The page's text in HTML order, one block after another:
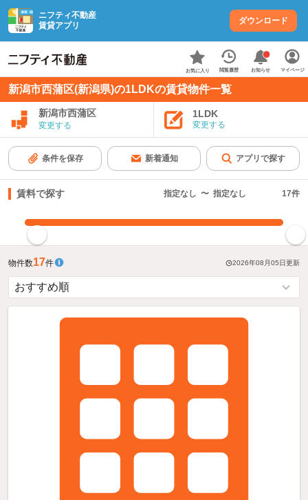
ニフティ不動産
賃貸アプリ
ダウンロード
お気に入り 閲覧履歴 お知らせ マイページ
新潟市西蒲区(新潟県)の1LDKの賃貸物件一覧
新潟市西蒲区
変更する
1LDK
変更する
条件を保存 新着通知 アプリで探す
賃料で探す 指定なし 〜 指定なし 17件
物件数17件 2026年08月05日更新